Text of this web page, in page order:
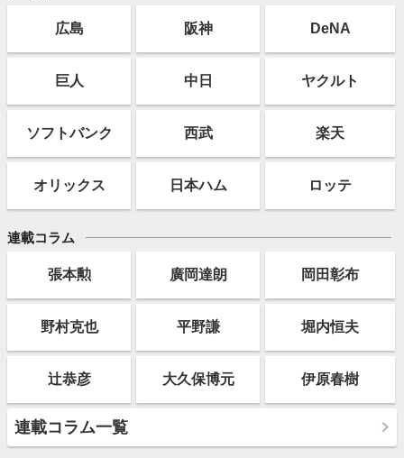
広島 阪神 DeNA
巨人 中日 ヤクルト
ソフトバンク 西武 楽天
オリックス 日本ハム ロッテ
連載コラム
張本勲 廣岡達朗 岡田彰布
野村克也 平野謙 堀内恒夫
辻恭彦 大久保博元 伊原春樹
連載コラム一覧